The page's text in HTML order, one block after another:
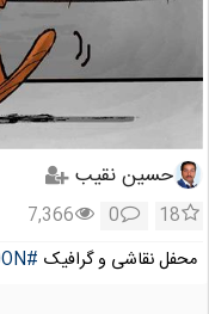
حسین نقیب
18
0
7,366
محفل نقاشی و گرافیک #CARTOON